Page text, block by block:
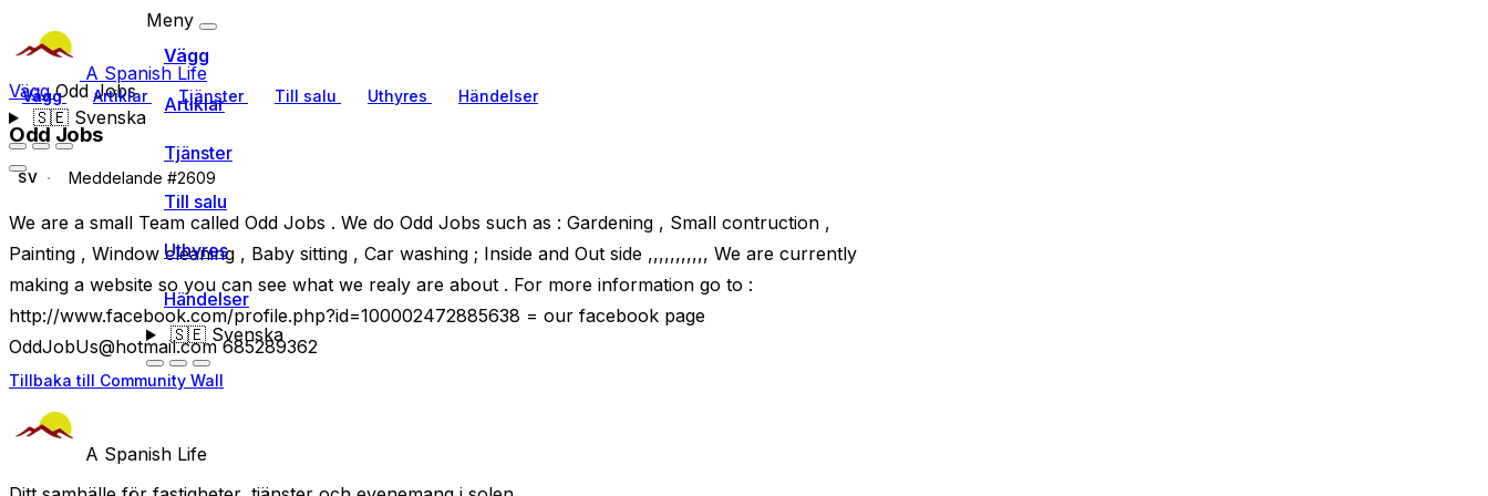
A Spanish Life
Vägg Artiklar Tjänster Till salu Uthyres Händelser
🇸🇪Svenska
Meny
Vägg
Artiklar
Tjänster
Till salu
Uthyres
Händelser
🇸🇪Svenska
VäggOdd Jobs
Odd Jobs
SV Meddelande #2609
We are a small Team called Odd Jobs . We do Odd Jobs such as : Gardening , Small contruction ,
Painting , Window cleaning , Baby sitting , Car washing ; Inside and Out side ,,,,,,,,,,, We are currently
making a website so you can see what we realy are about . For more information go to :
http://www.facebook.com/profile.php?id=100002472885638 = our facebook page
OddJobUs@hotmail.com685289362
Tillbaka till Community Wall
A Spanish Life